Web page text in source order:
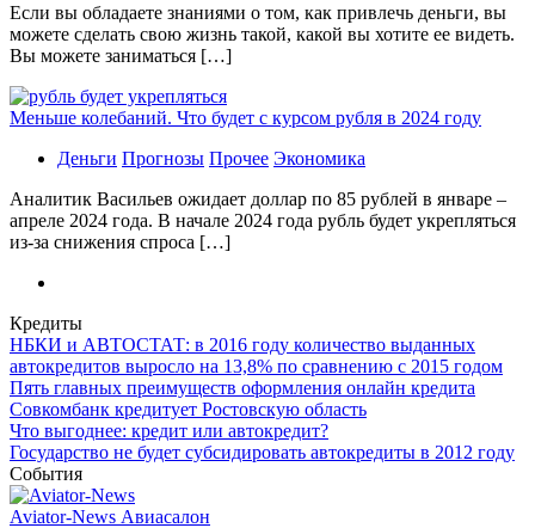
Если вы обладаете знаниями о том, как привлечь деньги, вы
можете сделать свою жизнь такой, какой вы хотите ее видеть.
Вы можете заниматься […]
Меньше колебаний. Что будет с курсом рубля в 2024 году
Деньги Прогнозы Прочее Экономика
Аналитик Васильев ожидает доллар по 85 рублей в январе –
апреле 2024 года. В начале 2024 года рубль будет укрепляться
из-за снижения спроса […]
Кредиты
НБКИ и АВТОСТАТ: в 2016 году количество выданных
автокредитов выросло на 13,8% по сравнению с 2015 годом
Пять главных преимуществ оформления онлайн кредита
Совкомбанк кредитует Ростовскую область
Что выгоднее: кредит или автокредит?
Государство не будет субсидировать автокредиты в 2012 году
События
Aviator-News Авиасалон